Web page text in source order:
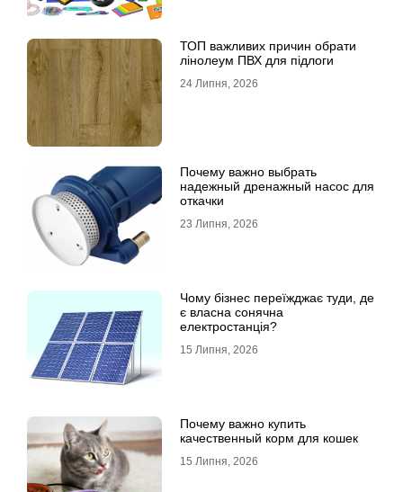
ТОП важливих причин обрати
лінолеум ПВХ для підлоги
24 Липня, 2026
Почему важно выбрать
надежный дренажный насос для
откачки
23 Липня, 2026
Чому бізнес переїжджає туди, де
є власна сонячна
електростанція?
15 Липня, 2026
Почему важно купить
качественный корм для кошек
15 Липня, 2026